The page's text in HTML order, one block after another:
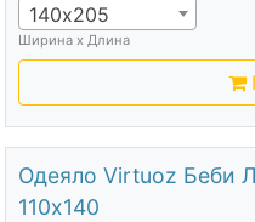
140х205
Ширина х Длина
Одеяло Virtuoz Беби
110х140